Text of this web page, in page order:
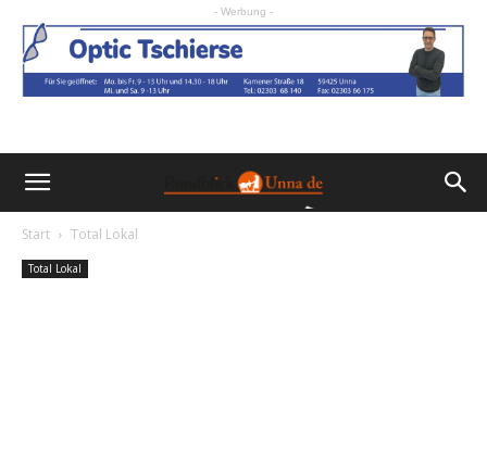
- Werbung -
Start Total Lokal
Total Lokal